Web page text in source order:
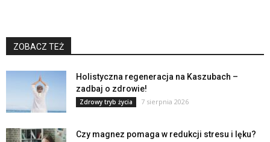
ZOBACZ TEŻ
Holistyczna regeneracja na Kaszubach –
zadbaj o zdrowie!
Zdrowy tryb życia 7 sierpnia 2026
Czy magnez pomaga w redukcji stresu i lęku?